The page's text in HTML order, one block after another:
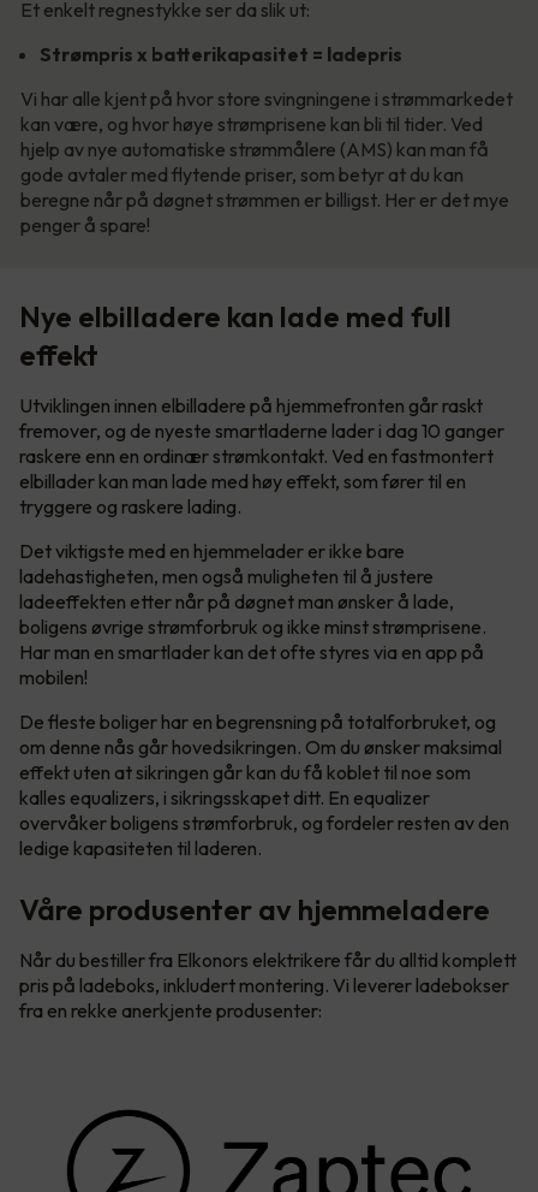
Et enkelt regnestykke ser da slik ut:
Strømpris x batterikapasitet = ladepris
Vi har alle kjent på hvor store svingningene i strømmarkedet
kan være, og hvor høye strømprisene kan bli til tider. Ved
hjelp av nye automatiske strømmålere (AMS) kan man få
gode avtaler med flytende priser, som betyr at du kan
beregne når på døgnet strømmen er billigst. Her er det mye
penger å spare!
Nye elbilladere kan lade med full
effekt
Utviklingen innen elbilladere på hjemmefronten går raskt
fremover, og de nyeste smartladerne lader i dag 10 ganger
raskere enn en ordinær strømkontakt. Ved en fastmontert
elbillader kan man lade med høy effekt, som fører til en
tryggere og raskere lading.
Det viktigste med en hjemmelader er ikke bare
ladehastigheten, men også muligheten til å justere
ladeeffekten etter når på døgnet man ønsker å lade,
boligens øvrige strømforbruk og ikke minst strømprisene.
Har man en smartlader kan det ofte styres via en app på
mobilen!
De fleste boliger har en begrensning på totalforbruket, og
om denne nås går hovedsikringen. Om du ønsker maksimal
effekt uten at sikringen går kan du få koblet til noe som
kalles equalizers, i sikringsskapet ditt. En equalizer
overvåker boligens strømforbruk, og fordeler resten av den
ledige kapasiteten til laderen.
Våre produsenter av hjemmeladere
Når du bestiller fra Elkonors elektrikere får du alltid komplett
pris på ladeboks, inkludert montering. Vi leverer ladebokser
fra en rekke anerkjente produsenter: